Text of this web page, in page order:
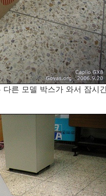
른 모델 박스가 와서 잠시